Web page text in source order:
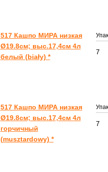
517 Кашпо МИРА низкая
Ø19.8см; выс.17,4см 4л
белый (biały) *
7
517 Кашпо МИРА низкая
Ø19.8см; выс.17,4см 4л
горчичный
(musztardowy) *
7